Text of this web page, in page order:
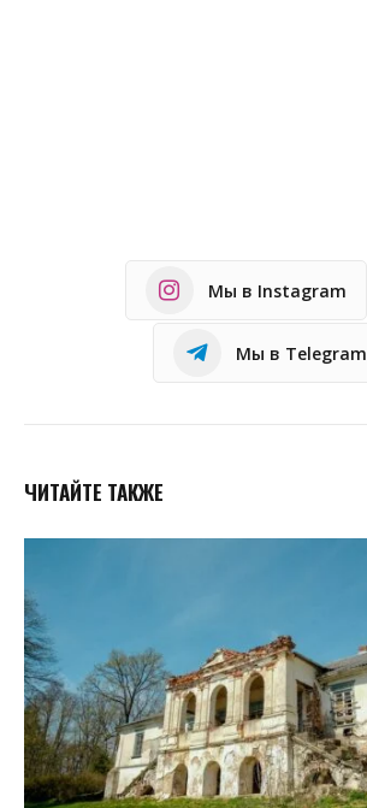
Мы в Instagram
Мы в Telegram
ЧИТАЙТЕ ТАКЖЕ